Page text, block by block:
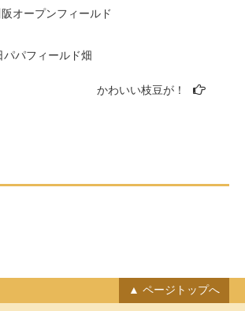
阪オープンフィールド
パパフィールド畑
かわいい枝豆が！
ページトップへ